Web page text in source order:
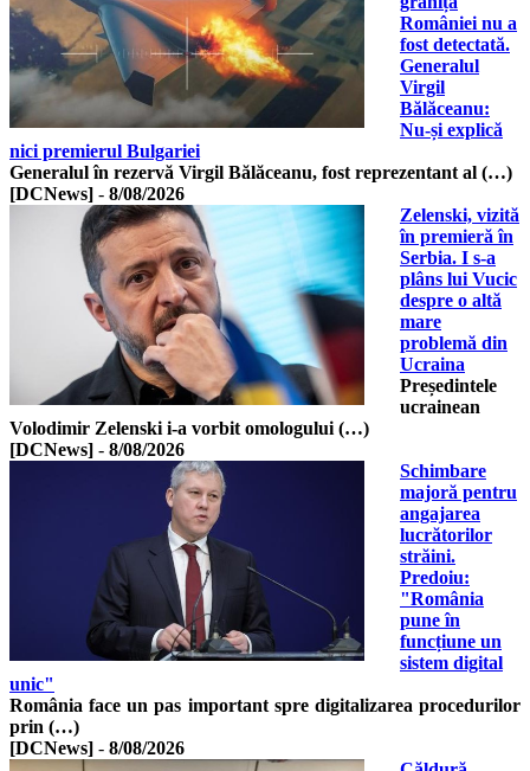
României nu a
fost detectată.
Generalul
Virgil
Bălăceanu:
Nu-și explică
nici premierul Bulgariei
Generalul în rezervă Virgil Bălăceanu, fost reprezentant al (…)
[DCNews] - 8/08/2026
Zelenski, vizită
în premieră în
Serbia. I s-a
plâns lui Vucic
despre o altă
mare
problemă din
Ucraina
Președintele
ucrainean
Volodimir Zelenski i-a vorbit omologului (…)
[DCNews] - 8/08/2026
Schimbare
majoră pentru
angajarea
lucrătorilor
străini.
Predoiu:
"România
pune în
funcțiune un
sistem digital
unic"
România face un pas important spre digitalizarea procedurilor
prin (…)
[DCNews] - 8/08/2026